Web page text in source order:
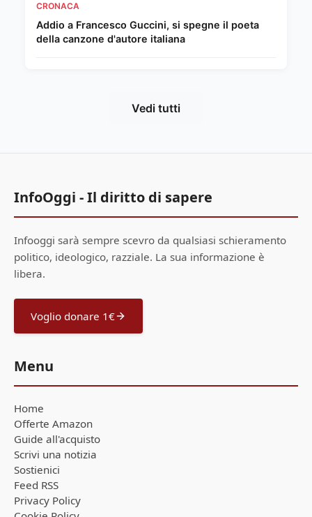
CRONACA
Addio a Francesco Guccini, si spegne il poeta
della canzone d'autore italiana
Vedi tutti
InfoOggi - Il diritto di sapere
Infooggi sarà sempre scevro da qualsiasi schieramento
politico, ideologico, razziale. La sua informazione è
libera.
Voglio donare 1€
Menu
Home
Offerte Amazon
Guide all'acquisto
Scrivi una notizia
Sostienici
Feed RSS
Privacy Policy